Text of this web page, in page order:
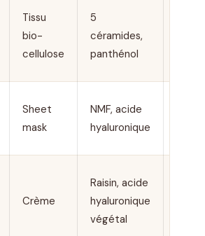
Tissu
bio-
cellulose
5
céramides,
panthénol
Sheet
mask
NMF, acide
hyaluronique
Crème
Raisin, acide
hyaluronique
végétal